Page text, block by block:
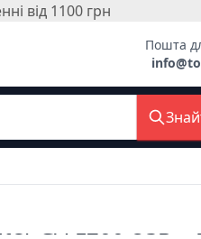
від 1100 грн
Пошта
GA-E200 USB